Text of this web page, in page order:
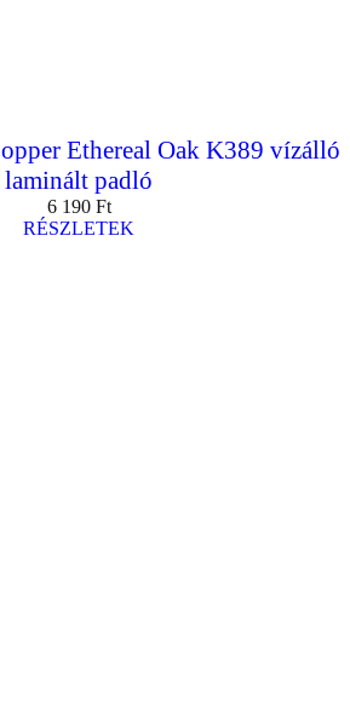
Ethereal Oak K389 vízálló
laminált padló
6 190 Ft
RÉSZLETEK